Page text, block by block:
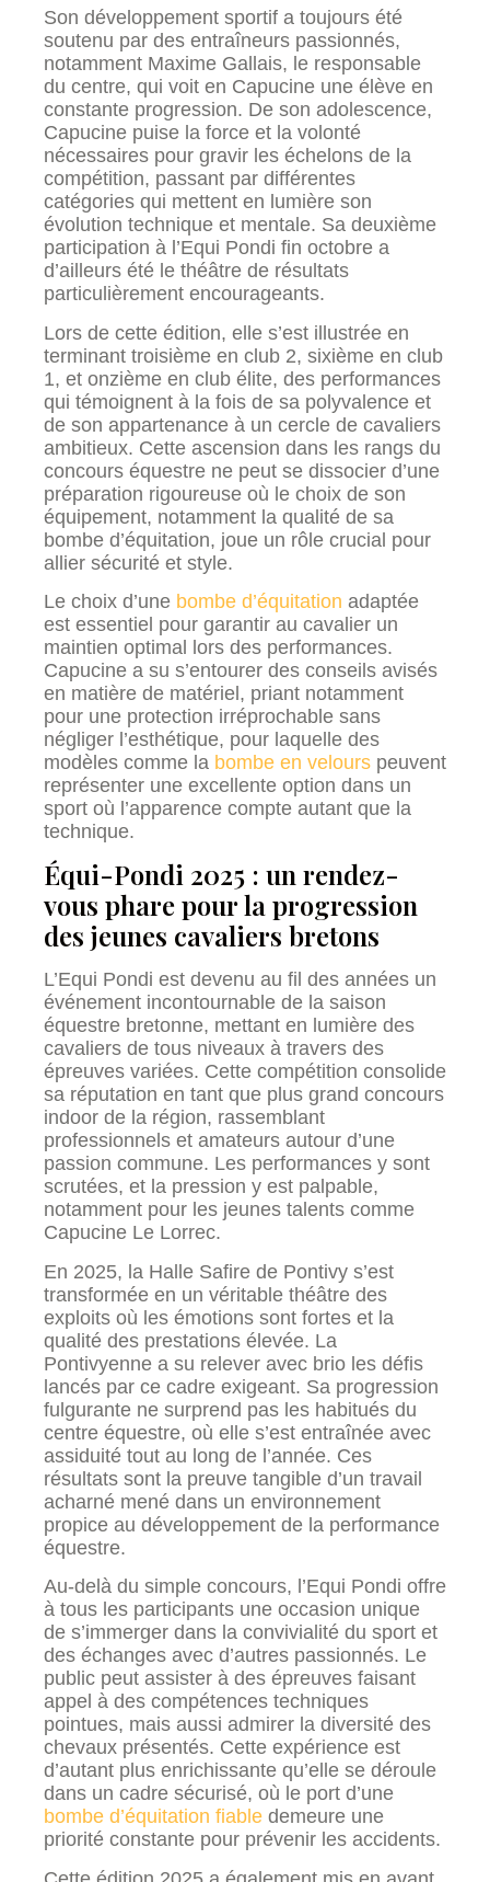
Son développement sportif a toujours été
soutenu par des entraîneurs passionnés,
notamment Maxime Gallais, le responsable
du centre, qui voit en Capucine une élève en
constante progression. De son adolescence,
Capucine puise la force et la volonté
nécessaires pour gravir les échelons de la
compétition, passant par différentes
catégories qui mettent en lumière son
évolution technique et mentale. Sa deuxième
participation à l’Equi Pondi fin octobre a
d’ailleurs été le théâtre de résultats
particulièrement encourageants.
Lors de cette édition, elle s’est illustrée en
terminant troisième en club 2, sixième en club
1, et onzième en club élite, des performances
qui témoignent à la fois de sa polyvalence et
de son appartenance à un cercle de cavaliers
ambitieux. Cette ascension dans les rangs du
concours équestre ne peut se dissocier d’une
préparation rigoureuse où le choix de son
équipement, notamment la qualité de sa
bombe d’équitation, joue un rôle crucial pour
allier sécurité et style.
Le choix d’une bombe d’équitation adaptée
est essentiel pour garantir au cavalier un
maintien optimal lors des performances.
Capucine a su s’entourer des conseils avisés
en matière de matériel, priant notamment
pour une protection irréprochable sans
négliger l’esthétique, pour laquelle des
modèles comme la bombe en velours peuvent
représenter une excellente option dans un
sport où l’apparence compte autant que la
technique.
Équi-Pondi 2025 : un rendez-
vous phare pour la progression
des jeunes cavaliers bretons
L’Equi Pondi est devenu au fil des années un
événement incontournable de la saison
équestre bretonne, mettant en lumière des
cavaliers de tous niveaux à travers des
épreuves variées. Cette compétition consolide
sa réputation en tant que plus grand concours
indoor de la région, rassemblant
professionnels et amateurs autour d’une
passion commune. Les performances y sont
scrutées, et la pression y est palpable,
notamment pour les jeunes talents comme
Capucine Le Lorrec.
En 2025, la Halle Safire de Pontivy s’est
transformée en un véritable théâtre des
exploits où les émotions sont fortes et la
qualité des prestations élevée. La
Pontivyenne a su relever avec brio les défis
lancés par ce cadre exigeant. Sa progression
fulgurante ne surprend pas les habitués du
centre équestre, où elle s’est entraînée avec
assiduité tout au long de l’année. Ces
résultats sont la preuve tangible d’un travail
acharné mené dans un environnement
propice au développement de la performance
équestre.
Au-delà du simple concours, l’Equi Pondi offre
à tous les participants une occasion unique
de s’immerger dans la convivialité du sport et
des échanges avec d’autres passionnés. Le
public peut assister à des épreuves faisant
appel à des compétences techniques
pointues, mais aussi admirer la diversité des
chevaux présentés. Cette expérience est
d’autant plus enrichissante qu’elle se déroule
dans un cadre sécurisé, où le port d’une
bombe d’équitation fiable demeure une
priorité constante pour prévenir les accidents.